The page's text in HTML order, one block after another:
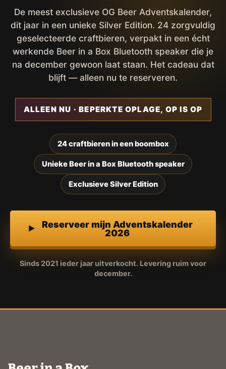
De meest exclusieve OG Beer Adventskalender,
dit jaar in een unieke Silver Edition. 24 zorgvuldig
geselecteerde craftbieren, verpakt in een écht
werkende Beer in a Box Bluetooth speaker die je
na december gewoon laat staan. Het cadeau dat
blijft — alleen nu te reserveren.
ALLEEN NU · BEPERKTE OPLAGE, OP IS OP
24 craftbieren in een boombox
Unieke Beer in a Box Bluetooth speaker
Exclusieve Silver Edition
Reserveer mijn Adventskalender
2026
Sinds 2021 ieder jaar uitverkocht. Levering ruim voor
december.